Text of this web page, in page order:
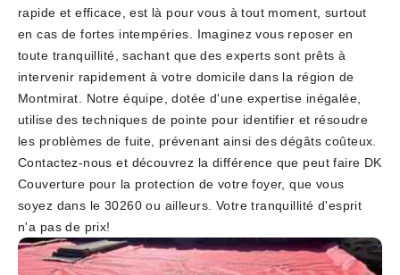
rapide et efficace, est là pour vous à tout moment, surtout
en cas de fortes intempéries. Imaginez vous reposer en
toute tranquillité, sachant que des experts sont prêts à
intervenir rapidement à votre domicile dans la région de
Montmirat. Notre équipe, dotée d'une expertise inégalée,
utilise des techniques de pointe pour identifier et résoudre
les problèmes de fuite, prévenant ainsi des dégâts coûteux.
Contactez-nous et découvrez la différence que peut faire DK
Couverture pour la protection de votre foyer, que vous
soyez dans le 30260 ou ailleurs. Votre tranquillité d'esprit
n'a pas de prix!